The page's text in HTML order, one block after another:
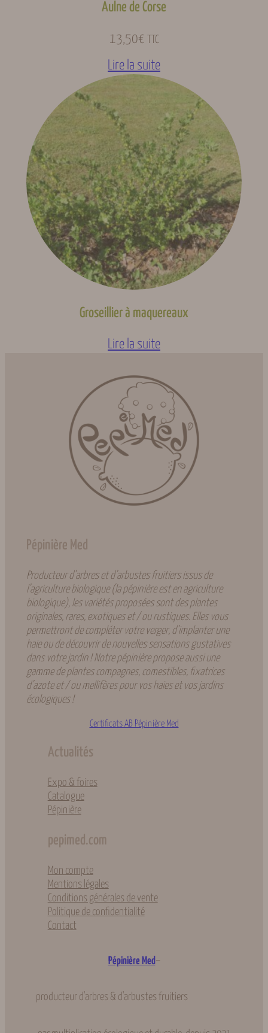
Aulne de Corse
13,50€ TTC
Lire la suite
Groseillier à maquereaux
Lire la suite
Pépinière Med
Producteur d’arbres et d’arbustes fruitiers issus de
l’agriculture biologique (la pépinière est en agriculture
biologique), les variétés proposées sont des plantes
originales, rares, exotiques et / ou rustiques. Elles vous
permettront de compléter votre verger, d’implanter une
haie ou de découvrir de nouvelles sensations gustatives
dans votre jardin ! Notre pépinière propose aussi une
gamme de plantes compagnes, comestibles, fixatrices
d’azote et / ou mellifères pour vos haies et vos jardins
écologiques !
Certificats AB Pépinière Med
Actualités
Expo & foires
Catalogue
Pépinière
pepimed.com
Mon compte
Mentions légales
Conditions générales de vente
Politique de confidentialité
Contact
Pépinière Med –
producteur d'arbres & d'arbustes fruitiers